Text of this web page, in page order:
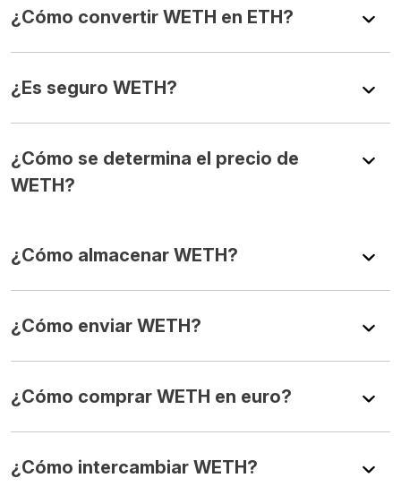
¿Cómo convertir WETH en ETH?
¿Es seguro WETH?
¿Cómo se determina el precio de
WETH?
¿Cómo almacenar WETH?
¿Cómo enviar WETH?
¿Cómo comprar WETH en euro?
¿Cómo intercambiar WETH?